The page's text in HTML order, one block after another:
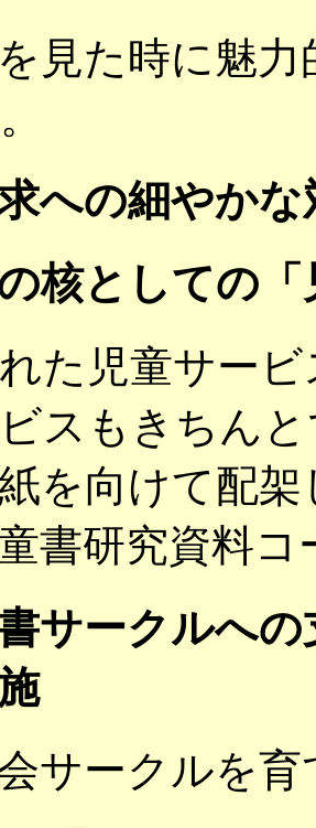
見た時に魅力
への細やかな
核としての
た児童サービ
スもきちん
を向けて配
書研究資料
サークルへ
サークルを育